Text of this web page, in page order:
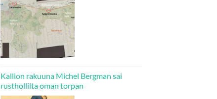
Kallion rakuuna Michel Bergman sai
rusthollilta oman torpan